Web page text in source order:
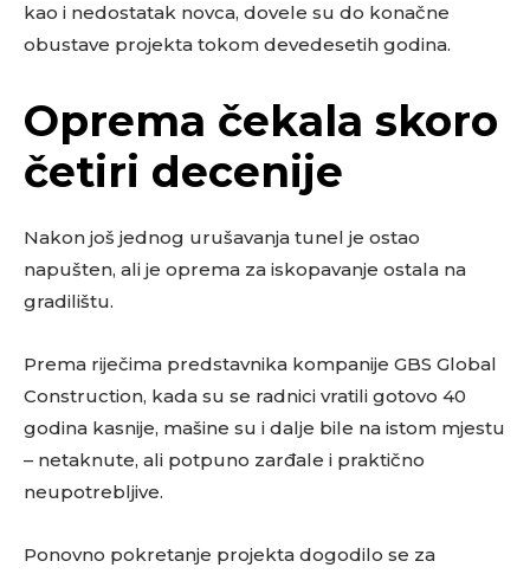
kao i nedostatak novca, dovele su do konačne
obustave projekta tokom devedesetih godina.
Oprema čekala skoro
četiri decenije
Nakon još jednog urušavanja tunel je ostao
napušten, ali je oprema za iskopavanje ostala na
gradilištu.
Prema riječima predstavnika kompanije GBS Global
Construction, kada su se radnici vratili gotovo 40
godina kasnije, mašine su i dalje bile na istom mjestu
– netaknute, ali potpuno zarđale i praktično
neupotrebljive.
Ponovno pokretanje projekta dogodilo se za